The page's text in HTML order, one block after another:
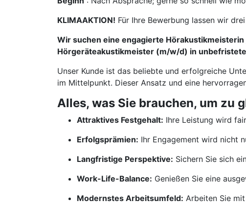
KLIMAAKTION! Für Ihre Bewerbung lassen wir
Wir suchen eine engagierte
Hörgeräteakustikmeister (m/w/d) in
Unser Kunde ist das beliebte und erfolgreiche
im Mittelpunkt. Dieser Ansatz und eine
Alles, was Sie brauchen, um zu
Attraktives Festgehalt: Ihre Leistung wird
Erfolgsprämien: Ihr Engagement wird nicht
Langfristige Perspektive: Sichern Sie sich
Work-Life-Balance: Genießen Sie eine
Modernstes Arbeitsumfeld: Arbeiten Sie